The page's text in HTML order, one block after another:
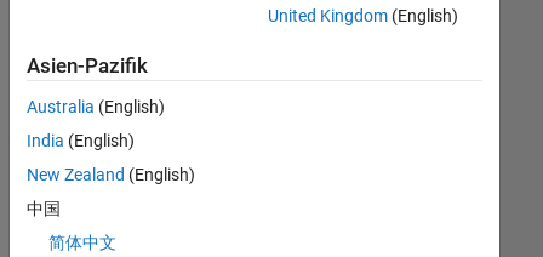
noch
keine
offenen
Stellen
können,
die
United Kingdom(English)
Asien-Pazifik
Australia (English)
India (English)
New Zealand (English)
中国
简体中文